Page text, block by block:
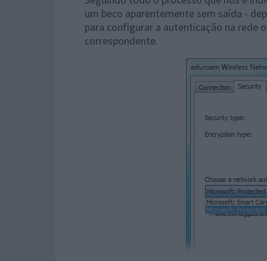
um beco aparentemente sem saída -
para configurar a autenticação na rede
correspondente.